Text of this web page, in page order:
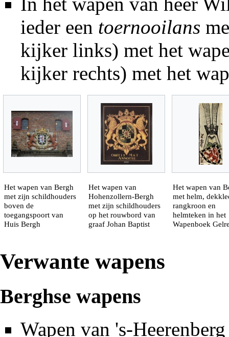
ieder een toernooilans
kijker links) met het
kijker rechts) met het
Het wapen van Bergh
met zijn schildhouders
boven de
toegangspoort van
Huis Bergh
Het wapen van
Hohenzollern-Bergh
met zijn schildhouders
op het rouwbord van
graaf Johan Baptist
Het wapen van
met helm,
rangkroon en
helmteken in het
Wapenboek
Verwante wapens
Berghse wapens
Wapen van 's-Heerenberg